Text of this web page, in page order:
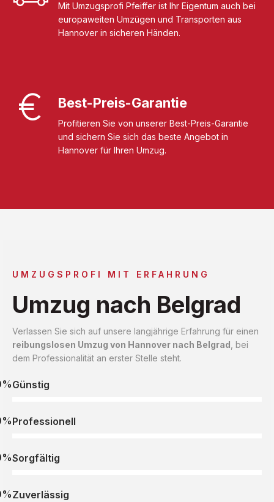
Mit Umzugsprofi Pfeiffer ist Ihr Eigentum auch bei
europaweiten Umzügen und Transporten aus
Hannover in sicheren Händen.
Best-Preis-Garantie
Profitieren Sie von unserer Best-Preis-Garantie
und sichern Sie sich das beste Angebot in
Hannover für Ihren Umzug.
UMZUGSPROFI MIT ERFAHRUNG
Umzug nach Belgrad
Verlassen Sie sich auf unsere langjährige Erfahrung für einen
reibungslosen Umzug von Hannover nach Belgrad , bei
dem Professionalität an erster Stelle steht.
Günstig
Professionell
Sorgfältig
Zuverlässig